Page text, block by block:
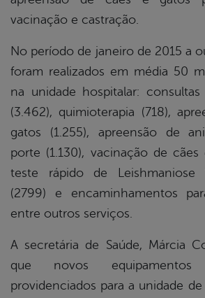
vacinação e castração.
No período de janeiro de 2015 a
foram realizados em média 50
na unidade hospitalar: consultas
(3.462), quimioterapia (718),
gatos (1.255), apreensão de
porte (1.130), vacinação de cães
teste rápido de Leishmaniose
(2799) e encaminhamentos
entre outros serviços.
A secretária de Saúde, Márcia
que novos
providenciados para a unidade de